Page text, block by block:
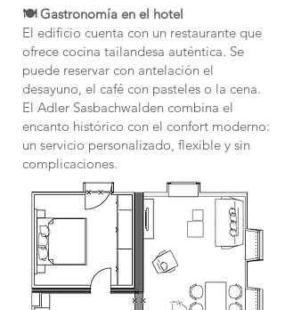
🍽 Gastronomía en el hotel
El edificio cuenta con un restaurante que
ofrece cocina tailandesa auténtica. Se
puede reservar con antelación el
desayuno, el café con pasteles o la cena.
El Adler Sasbachwalden combina el
encanto histórico con el confort moderno:
un servicio personalizado, flexible y sin
complicaciones.